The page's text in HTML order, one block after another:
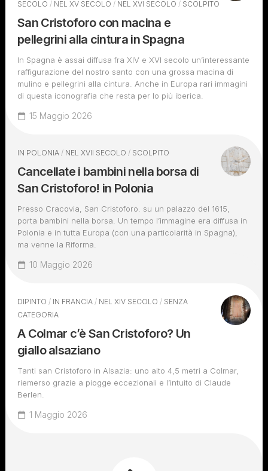
SECOLO / NEL XV SECOLO / NEL XVI SECOLO / SCOLPITO
San Cristoforo con macina e
pellegrini alla cintura in Spagna
In Spagna è assai diffusa fra XIV e XVI secolo un’interessante
raffigurazione del nostro santo con una grossa macina di
mulino e pellegrini alla cintura. Anche in Europa rari immagini
di questa iconografia che resta per lo più iberica.
15 Maggio 2026
IN POLONIA / NEL XVII SECOLO / SCOLPITO
Cancellate i bambini nella borsa di
San Cristoforo! in Polonia
Presso Cracovia, San Cristoforo. su un palazzo del 1615,
porta bambini nella borsa. Un tempo l’immagine era diffusa in
Polonia e in tutta Europa (con una particolarità in Spagna),
ma venne la Riforma.
10 Maggio 2026
DIPINTO / IN FRANCIA / NEL XIV SECOLO / SENZA
CATEGORIA
A Colmar c’è San Cristoforo? Un
giallo alsaziano
Tanti san Cristoforo in Alsazia: uno alto 4,5 metri a Colmar,
riemerso grazie a piogge eccezionali e l’intuito di Claude
Berlen.
1 Maggio 2026